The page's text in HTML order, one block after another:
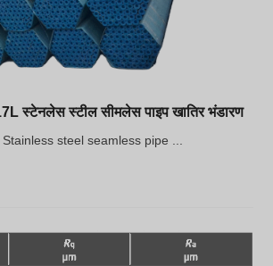
स्टेनलेस स्टील सीमलेस पाइप खातिर भंडारण
steel seamless pipe ...